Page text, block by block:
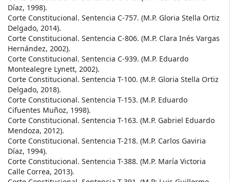
Díaz, 1998).
Corte Constitucional. Sentencia C-757. (M.P. Gloria Stella Ortiz
Delgado, 2014).
Corte Constitucional. Sentencia C-806. (M.P. Clara Inés Vargas
Hernández, 2002).
Corte Constitucional. Sentencia C-939. (M.P. Eduardo
Montealegre Lynett, 2002).
Corte Constitucional. Sentencia T-100. (M.P. Gloria Stella Ortiz
Delgado, 2018).
Corte Constitucional. Sentencia T-153. (M.P. Eduardo
Cifuentes Muñoz, 1998).
Corte Constitucional. Sentencia T-163. (M.P. Gabriel Eduardo
Mendoza, 2012).
Corte Constitucional. Sentencia T-218. (M.P. Carlos Gaviria
Díaz, 1994).
Corte Constitucional. Sentencia T-388. (M.P. María Victoria
Calle Correa, 2013).